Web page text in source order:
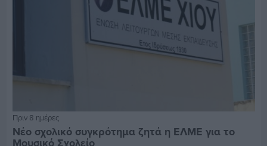
Πριν 8 ημέρες
Νέο σχολικό συγκρότημα ζητά η ΕΛΜΕ για το
Μουσικό Σχολείο